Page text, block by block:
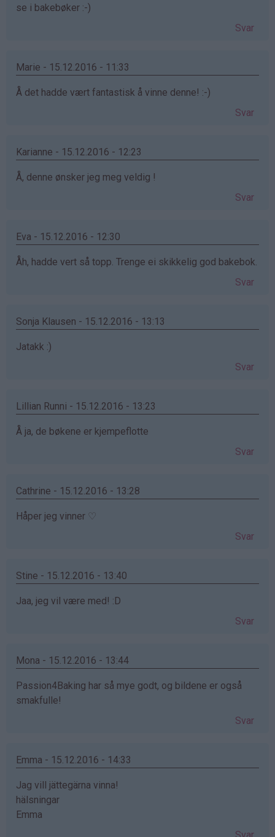
se i bakebøker :-)
Svar
Marie - 15.12.2016 - 11:33
Å det hadde vært fantastisk å vinne denne! :-)
Svar
Karianne - 15.12.2016 - 12:23
Å, denne ønsker jeg meg veldig !
Svar
Eva - 15.12.2016 - 12:30
Åh, hadde vert så topp. Trenge ei skikkelig god bakebok.
Svar
Sonja Klausen - 15.12.2016 - 13:13
Jatakk :)
Svar
Lillian Runni - 15.12.2016 - 13:23
Å ja, de bøkene er kjempeflotte
Svar
Cathrine - 15.12.2016 - 13:28
Håper jeg vinner ♡
Svar
Stine - 15.12.2016 - 13:40
Jaa, jeg vil være med! :D
Svar
Mona - 15.12.2016 - 13:44
Passion4Baking har så mye godt, og bildene er også
smakfulle!
Svar
Emma - 15.12.2016 - 14:33
Jag vill jättegärna vinna!
hälsningar
Emma